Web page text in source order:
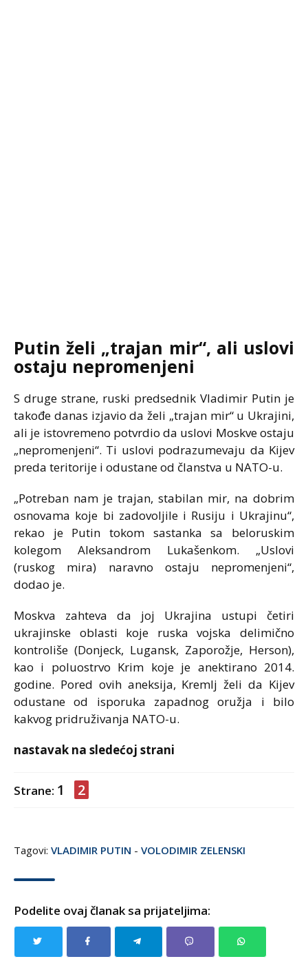
Putin želi „trajan mir“, ali uslovi
ostaju nepromenjeni
S druge strane, ruski predsednik Vladimir Putin je
takođe danas izjavio da želi „trajan mir“ u Ukrajini,
ali je istovremeno potvrdio da uslovi Moskve ostaju
„nepromenjeni“. Ti uslovi podrazumevaju da Kijev
preda teritorije i odustane od članstva u NATO-u.
„Potreban nam je trajan, stabilan mir, na dobrim
osnovama koje bi zadovoljile i Rusiju i Ukrajinu“,
rekao je Putin tokom sastanka sa beloruskim
kolegom Aleksandrom Lukašenkom. „Uslovi
(ruskog mira) naravno ostaju nepromenjeni“,
dodao je.
Moskva zahteva da joj Ukrajina ustupi četiri
ukrajinske oblasti koje ruska vojska delimično
kontroliše (Donjeck, Lugansk, Zaporožje, Herson),
kao i poluostrvo Krim koje je anektirano 2014.
godine. Pored ovih aneksija, Kremlj želi da Kijev
odustane od isporuka zapadnog oružja i bilo
kakvog pridruživanja NATO-u.
nastavak na sledećoj strani
Strane: 1 2
Tagovi: VLADIMIR PUTIN - VOLODIMIR ZELENSKI
Podelite ovaj članak sa prijateljima: